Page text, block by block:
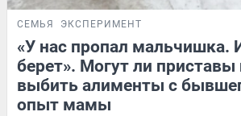
СЕМЬЯ ЭКСПЕРИМЕНТ
«У нас пропал мальчишка.
берет». Могут ли
выбить алименты с
опыт мамы